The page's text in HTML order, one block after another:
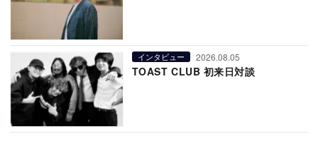
インタビュー 2026.08.05
TOAST CLUB 初来日対談